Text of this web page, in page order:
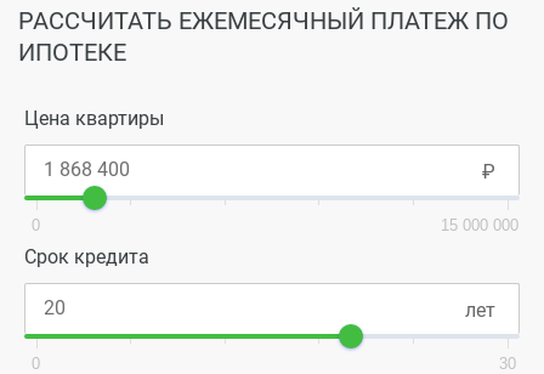
РАССЧИТАТЬ ЕЖЕМЕСЯЧНЫЙ ПЛАТЕЖ ПО
ИПОТЕКЕ
Цена квартиры
0 15 000 000
Срок кредита
0 30